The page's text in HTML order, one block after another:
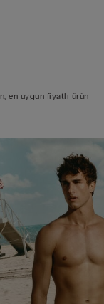
en uygun fiyatlı ürün